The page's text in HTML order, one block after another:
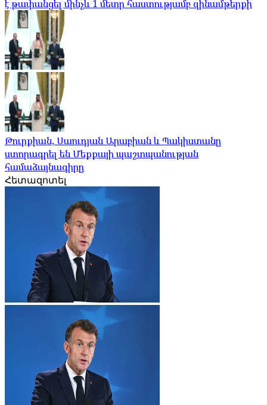
է թափանցել մինչև 1 մետր հաստությամբ զինամթերքի
Թուրքիան, Սաուդյան Արաբիան և Պակիստանը
ստորագրել են Մեքքայի պաշտպանության
համաձայնագիրը
Հետազոտել